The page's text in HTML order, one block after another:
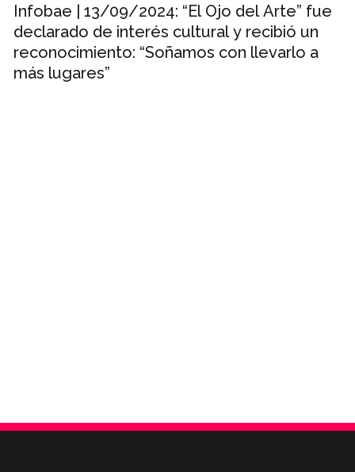
Infobae | 13/09/2024: “El Ojo del Arte” fue
declarado de interés cultural y recibió un
reconocimiento: “Soñamos con llevarlo a
más lugares”